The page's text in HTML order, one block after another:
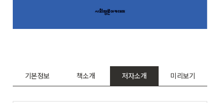
기본정보 책소개 저자소개 미리보기